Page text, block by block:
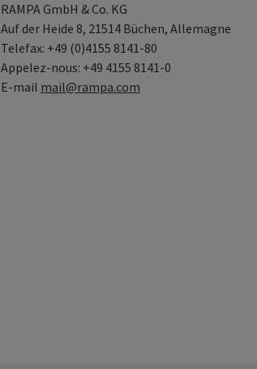
RAMPA GmbH & Co. KG
Auf der Heide 8, 21514 Büchen, Allemagne
Telefax: +49 (0)4155 8141-80
Appelez-nous: +49 4155 8141-0
E-mail mail@rampa.com